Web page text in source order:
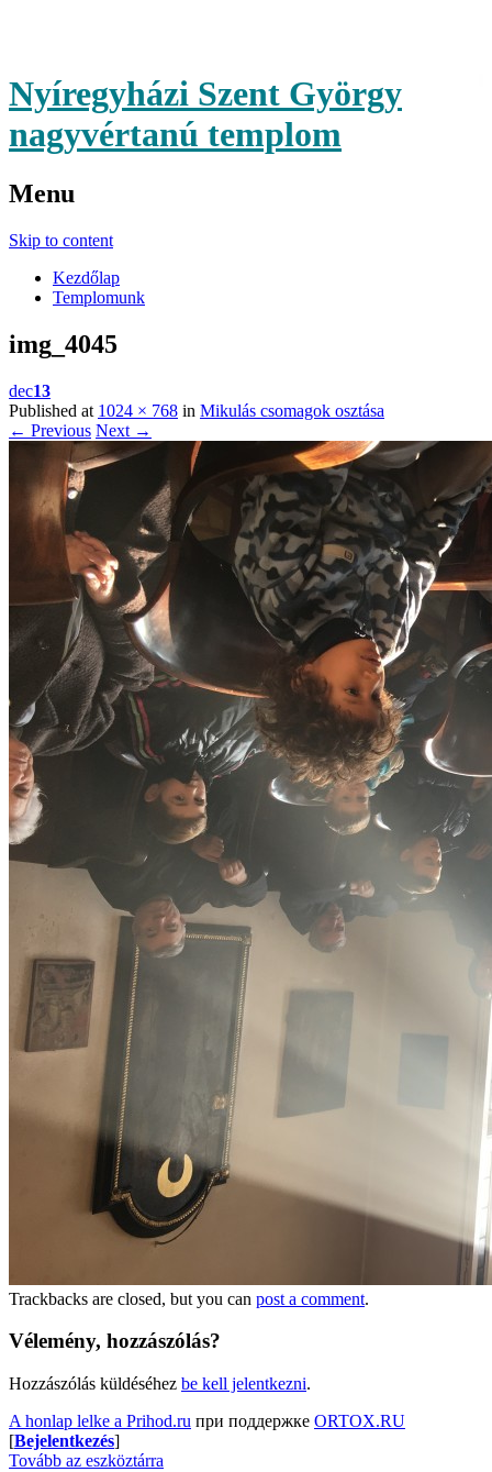
Nyíregyházi Szent György
nagyvértanú templom
Menu
Skip to content
Kezdőlap
Templomunk
img_4045
dec13
Published at 1024 × 768 in Mikulás csomagok osztása
← Previous Next →
Trackbacks are closed, but you can post a comment.
Vélemény, hozzászólás?
Hozzászólás küldéséhez be kell jelentkezni.
A honlap lelke a Prihod.ru при поддержке ORTOX.RU
[Bejelentkezés]
Tovább az eszköztárra